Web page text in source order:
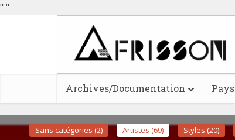
" "
Archives/Documentation Pays
Sans catégories (2) Artistes (69) Styles (20)